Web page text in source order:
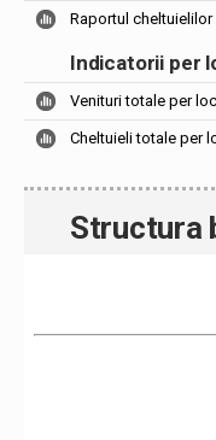
Raportul
Indicatorii per
Venituri totale per
Cheltuieli totale per
Structura